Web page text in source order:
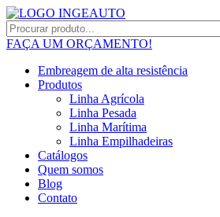
FAÇA UM ORÇAMENTO!
Embreagem de alta resistência
Produtos
Linha Agrícola
Linha Pesada
Linha Marítima
Linha Empilhadeiras
Catálogos
Quem somos
Blog
Contato